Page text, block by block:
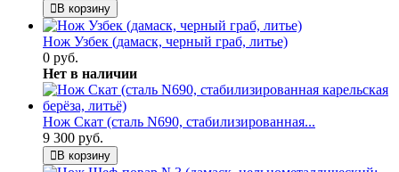
В корзину
Нож Узбек (дамаск, черный граб, литье)
0 руб.
Нет в наличии
Нож Скат (сталь N690, стабилизированная...
9 300 руб.
В корзину